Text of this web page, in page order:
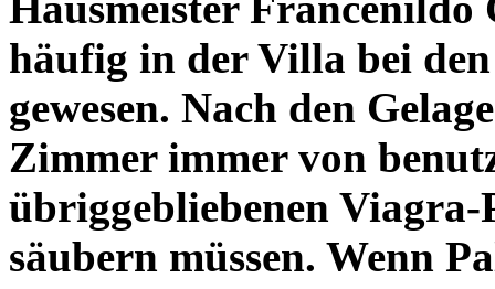
häufig in der Villa bei
gewesen. Nach den
Zimmer immer von
übriggebliebenen
säubern müssen. Wenn